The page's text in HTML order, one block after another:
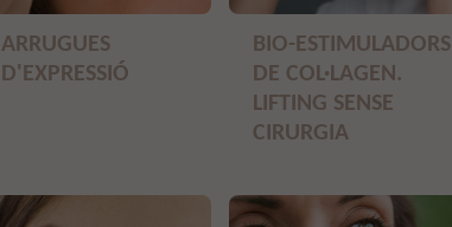
ARRUGUES
D'EXPRESSIÓ
BIO-ESTIMULADORS
DE COL·LAGEN.
LIFTING SENSE
CIRURGIA